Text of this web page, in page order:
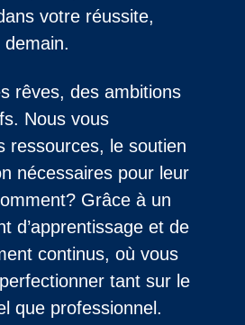
votre réussite,
demain.
rêves, des ambitions
Nous vous
ressources, le soutien
nécessaires pour leur
Grâce à un
d’apprentissage et de
continus, où vous
tant sur le
que professionnel.